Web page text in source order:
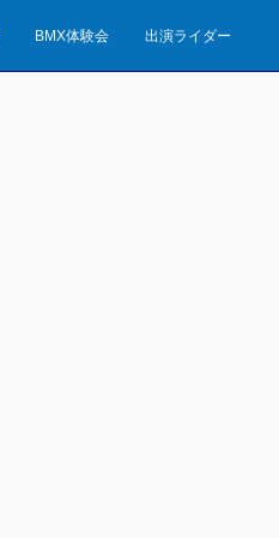
BMX体験会 出演ライダー